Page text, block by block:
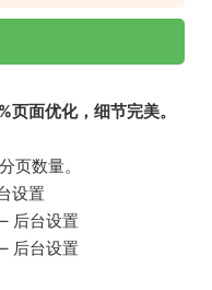
面优化，细节完美。
页数量。
设置
后台设置
后台设置